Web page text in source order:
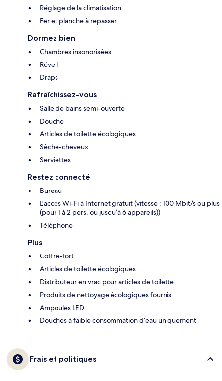
Réglage de la climatisation
Fer et planche à repasser
Dormez bien
Chambres insonorisées
Réveil
Draps
Rafraîchissez-vous
Salle de bains semi-ouverte
Douche
Articles de toilette écologiques
Sèche-cheveux
Serviettes
Restez connecté
Bureau
L'accès Wi-Fi à Internet gratuit (vitesse : 100 Mbit/s ou plus
(pour 1 à 2 pers. ou jusqu’à 6 appareils))
Téléphone
Plus
Coffre-fort
Articles de toilette écologiques
Distributeur en vrac pour articles de toilette
Produits de nettoyage écologiques fournis
Ampoules LED
Douches à faible consommation d’eau uniquement
Frais et politiques